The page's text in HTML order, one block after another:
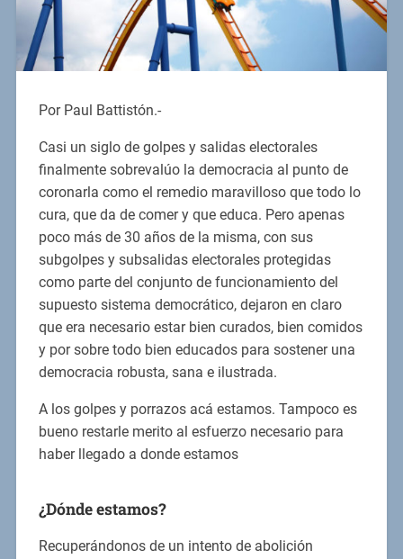
Por Paul Battistón.-
Casi un siglo de golpes y salidas electorales
finalmente sobrevalúo la democracia al punto de
coronarla como el remedio maravilloso que todo lo
cura, que da de comer y que educa. Pero apenas
poco más de 30 años de la misma, con sus
subgolpes y subsalidas electorales protegidas
como parte del conjunto de funcionamiento del
supuesto sistema democrático, dejaron en claro
que era necesario estar bien curados, bien comidos
y por sobre todo bien educados para sostener una
democracia robusta, sana e ilustrada.
A los golpes y porrazos acá estamos. Tampoco es
bueno restarle merito al esfuerzo necesario para
haber llegado a donde estamos
¿Dónde estamos?
Recuperándonos de un intento de abolición